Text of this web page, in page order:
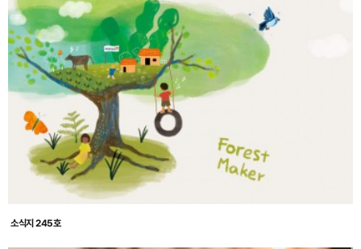
소식지 245호